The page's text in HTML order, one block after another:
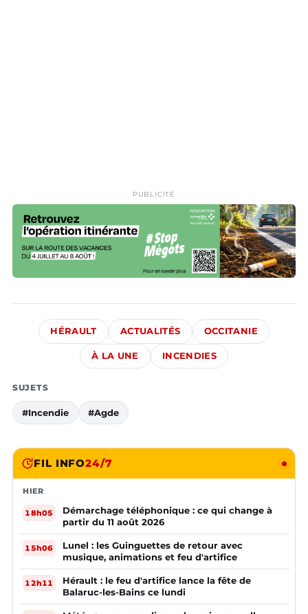
PUBLICITÉ
HÉRAULT ACTUALITÉS OCCITANIE
À LA UNE INCENDIES
SUJETS
#Incendie #Agde
FIL INFO24/7
HIER
18h05
Démarchage téléphonique : ce qui change à
partir du 11 août 2026
15h06
Lunel : les Guinguettes de retour avec
musique, animations et feu d'artifice
12h11
Hérault : le feu d'artifice lance la fête de
Balaruc-les-Bains ce lundi